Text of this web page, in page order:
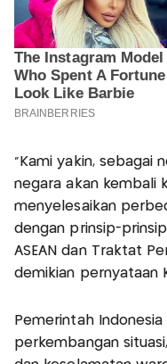
“Kami yakin, sebagai
negara akan kembali
menyelesaikan
dengan prinsip-
ASEAN dan Traktat
demikian pernyataan
Pemerintah
perkembangan